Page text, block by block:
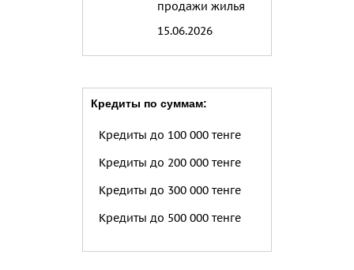
продажи жилья
15.06.2026
Кредиты по суммам:
Кредиты до 100 000 тенге
Кредиты до 200 000 тенге
Кредиты до 300 000 тенге
Кредиты до 500 000 тенге